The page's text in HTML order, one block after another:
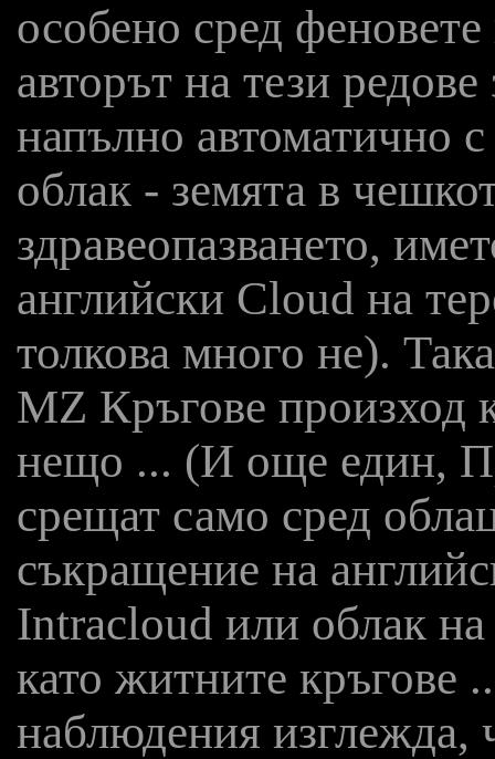
особено сред
авторът на тези редове
напълно автоматично
облак - земята в
здравеопазването,
английски Cloud на
толкова много не).
MZ Кръгове произход
нещо ... (И още един,
срещат само сред
съкращение на
Intracloud или облак
като житните кръгове
наблюдения изглежда,